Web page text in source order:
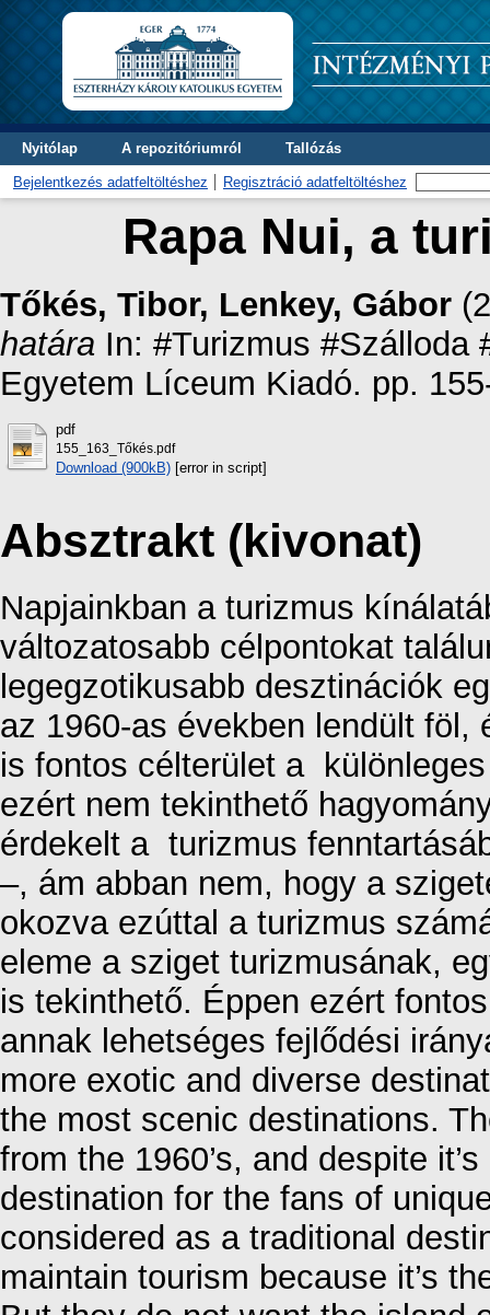
Nyitólap A repozitóriumról Tallózás
Bejelentkezés adatfeltöltéshez Regisztráció adatfeltöltéshez
Rapa Nui, a
Tőkés, Tibor, Lenkey, Gábor
határa In: #Turizmus #Szálloda
Egyetem Líceum Kiadó. pp.
pdf
155_163_Tőkés.pdf
Download (900kB) [error in script]
Absztrakt (kivonat)
Napjainkban a turizmus
változatosabb célpontokat
legegzotikusabb desztinációk
az 1960-as években lendült föl,
is fontos célterület a
ezért nem tekinthető
érdekelt a turizmus
–, ám abban nem, hogy a
okozva ezúttal a turizmus
eleme a sziget turizmusának,
is tekinthető. Éppen ezért
annak lehetséges fejlődési
more exotic and diverse
the most scenic destinations.
from the 1960’s, and despite
destination for the fans of
considered as a traditional
maintain tourism because it’s